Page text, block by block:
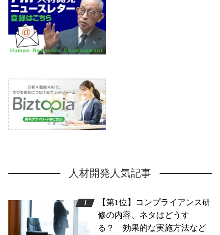
人材開発人気記事
【第1位】コンプライアンス研
修の内容、ネタはどうす
る？ 効果的な実施方法など